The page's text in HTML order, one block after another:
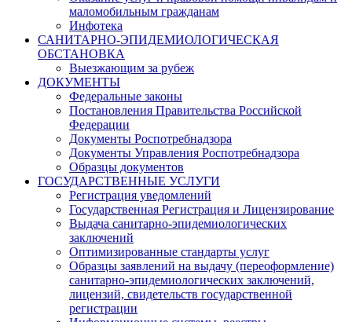
маломобильным гражданам
Инфотека
САНИТАРНО-ЭПИДЕМИОЛОГИЧЕСКАЯ
ОБСТАНОВКА
Выезжающим за рубеж
ДОКУМЕНТЫ
Федеральные законы
Постановления Правительства Российской
Федерации
Документы Роспотребнадзора
Документы Управления Роспотребнадзора
Образцы документов
ГОСУДАРСТВЕННЫЕ УСЛУГИ
Регистрация уведомлений
Государственная Регистрация и Лицензирование
Выдача санитарно-эпидемиологических
заключений
Оптимизированные стандарты услуг
Образцы заявлений на выдачу (переоформление)
санитарно-эпидемиологических заключений,
лицензий, свидетельств государственной
регистрации